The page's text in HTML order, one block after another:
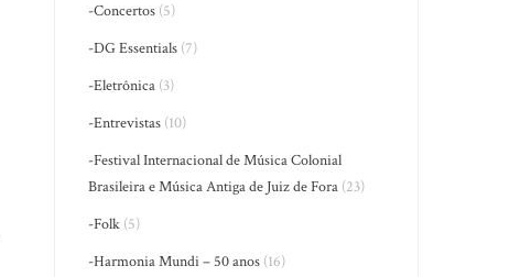
-Concertos (5)
-DG Essentials (7)
-Eletrônica (3)
-Entrevistas (10)
-Festival Internacional de Música Colonial
Brasileira e Música Antiga de Juiz de Fora (23)
-Folk (5)
-Harmonia Mundi – 50 anos (16)